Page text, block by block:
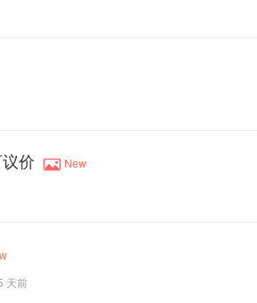
价
New
天前